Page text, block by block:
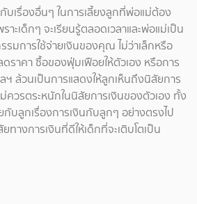
บเรื่องอื่นๆ ในการเลี้ยงลูกที่พ่อแม่ต้อง
าะเด็กๆ จะเรียนรู้ตลอดเวลาและพ่อแม่เป็น
การใช้จ่ายเงินของคุณ ไม่ว่าเล็กหรือ
ราคา ซื้อของฟุ่มเฟือยให้ตัวเอง หรือการ
ฯ ล้วนเป็นการแสดงให้ลูกเห็นถึงนิสัยการ
วรตระหนักในนิสัยการเงินของตัวเอง ทั้ง
บลูกเรื่องการเงินกับลูกๆ อย่างตรงไป
างการเงินที่ดีให้เด็กที่จะเติบโตเป็น